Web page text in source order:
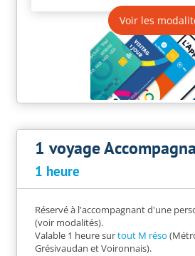
Voir les
1 voyage
1 heure
Réservé à l'accompagnant d'une
(voir modalités).
Valable 1 heure surtout M réso
Grésivaudan et Voironnais).